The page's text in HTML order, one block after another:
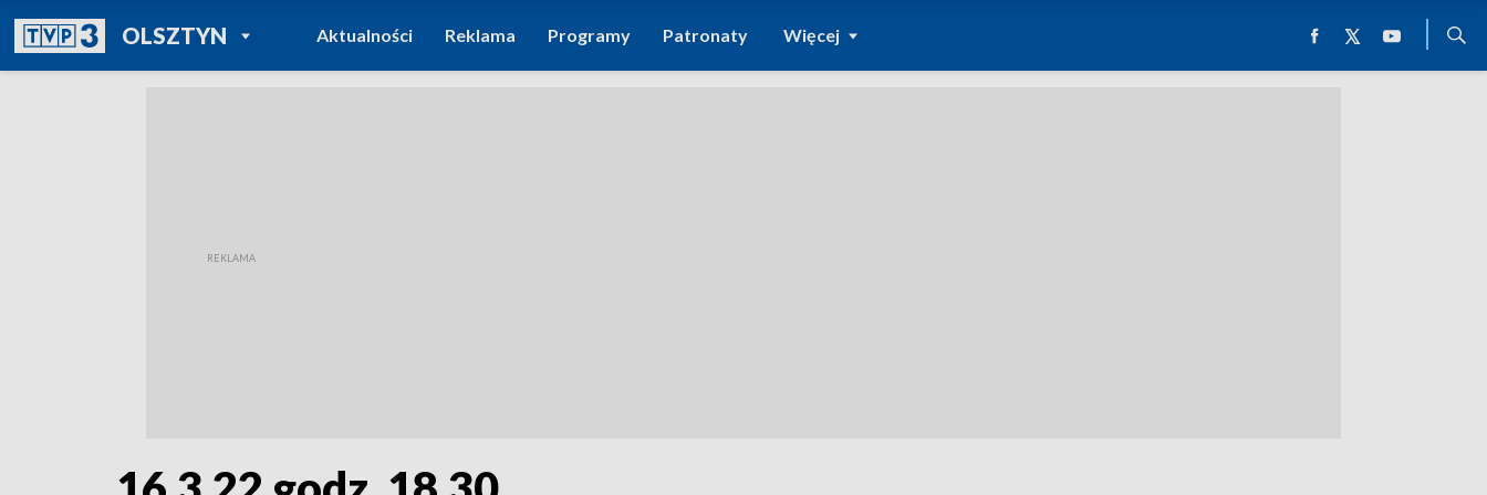
OLSZTYNPOWRÓT DO
TVP REGIONY
Aktualności Reklama Programy Patronaty Więcej